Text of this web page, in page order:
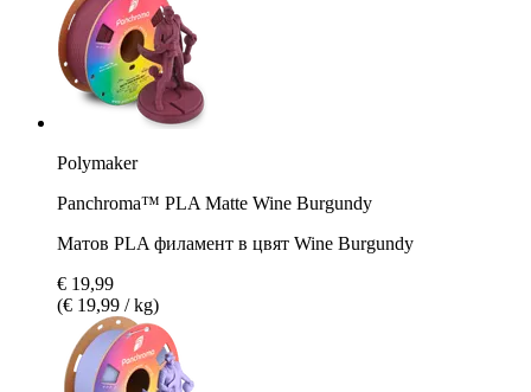
Polymaker
Panchroma™ PLA Matte Wine Burgundy
Матов PLA филамент в цвят Wine Burgundy
€ 19,99
(€ 19,99 / kg)